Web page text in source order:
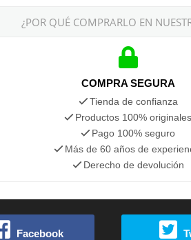
¿POR QUÉ COMPRARLO EN
COMPRA SEGURA
Tienda de confianza
Productos 100% originales
Pago 100% seguro
Más de 60 años de
Derecho de devolución
Facebook